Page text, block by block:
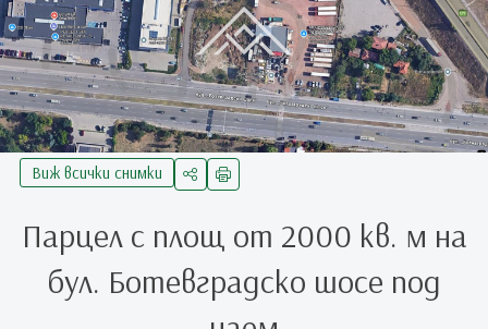
Виж всички снимки
Парцел с площ от 2000 кв. м на
бул. Ботевградско шосе под